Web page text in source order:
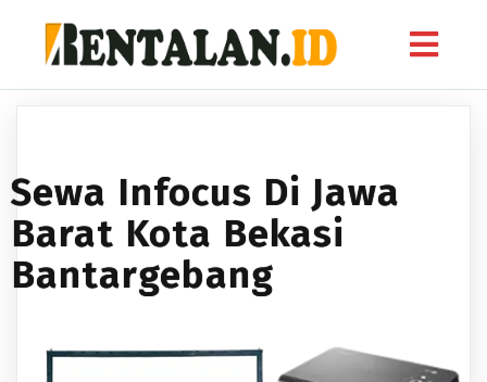
Sewa Infocus Di Jawa
Barat Kota Bekasi
Bantargebang